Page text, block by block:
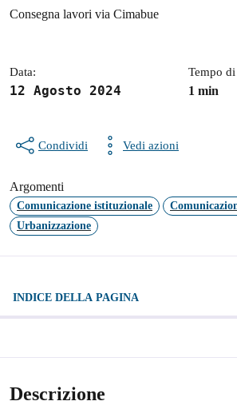
Dettagli della notizia
Consegna lavori via Cimabue
Data:
12 Agosto 2024
Tempo
1 min
Condividi Vedi azioni
Argomenti
Comunicazione istituzionale
Urbanizzazione
INDICE DELLA PAGINA
Descrizione